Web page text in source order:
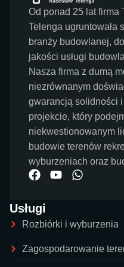
Od ponad 25 lat firma
Telenga ugruntowała
branży budowlanej,
jakości usługi
Nasza firma z dumą
niezrównanym
gwarancją solidności
projekcie, który
niekwestionowanym
budowie terenów
wyburzeniach oraz
Usługi
Rozbiórki i wyburzenia
Zagospodarowanie